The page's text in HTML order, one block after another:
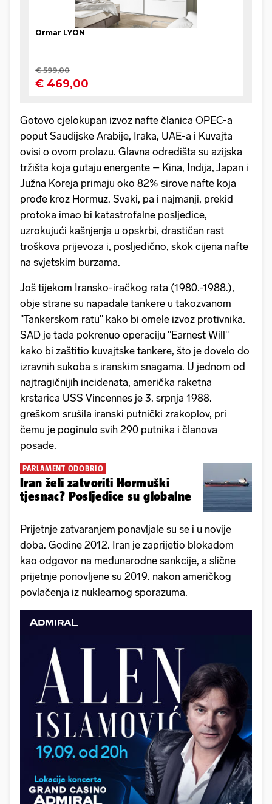
Gotovo cjelokupan izvoz nafte članica OPEC-a
poput Saudijske Arabije, Iraka, UAE-a i Kuvajta
ovisi o ovom prolazu. Glavna odredišta su azijska
tržišta koja gutaju energente – Kina, Indija, Japan i
Južna Koreja primaju oko 82% sirove nafte koja
prođe kroz Hormuz. Svaki, pa i najmanji, prekid
protoka imao bi katastrofalne posljedice,
uzrokujući kašnjenja u opskrbi, drastičan rast
troškova prijevoza i, posljedično, skok cijena nafte
na svjetskim burzama.
Još tijekom Iransko-iračkog rata (1980.-1988.),
obje strane su napadale tankere u takozvanom
"Tankerskom ratu" kako bi omele izvoz protivnika.
SAD je tada pokrenuo operaciju "Earnest Will"
kako bi zaštitio kuvajtske tankere, što je dovelo do
izravnih sukoba s iranskim snagama. U jednom od
najtragičnijih incidenata, američka raketna
krstarica USS Vincennes je 3. srpnja 1988.
greškom srušila iranski putnički zrakoplov, pri
čemu je poginulo svih 290 putnika i članova
posade.
PARLAMENT ODOBRIO
Iran želi zatvoriti Hormuški
tjesnac? Posljedice su globalne
Prijetnje zatvaranjem ponavljale su se i u novije
doba. Godine 2012. Iran je zaprijetio blokadom
kao odgovor na međunarodne sankcije, a slične
prijetnje ponovljene su 2019. nakon američkog
povlačenja iz nuklearnog sporazuma.